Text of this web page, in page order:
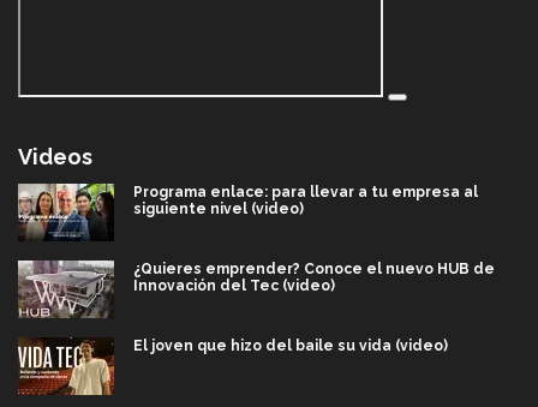
Videos
Programa enlace: para llevar a tu empresa al
siguiente nivel (video)
¿Quieres emprender? Conoce el nuevo HUB de
Innovación del Tec (video)
El joven que hizo del baile su vida (video)